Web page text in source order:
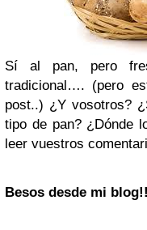
Sí al pan, pero
tradicional…. (pero
post..) ¿Y vosotros?
tipo de pan? ¿Dónde
leer vuestros
Besos desde mi